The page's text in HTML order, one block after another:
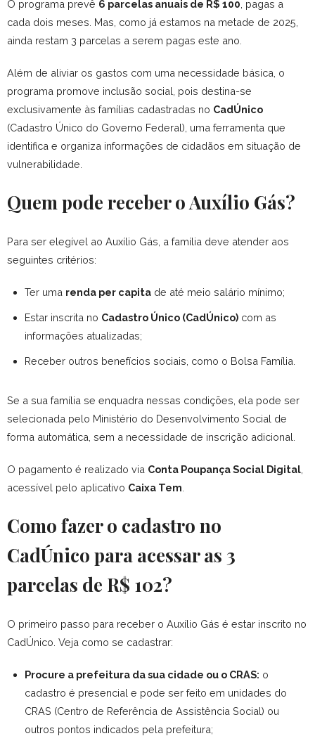
O programa prevê 6 parcelas anuais de R$ 100 , pagas a
cada dois meses. Mas, como já estamos na metade de 2025,
ainda restam 3 parcelas a serem pagas este ano.
Além de aliviar os gastos com uma necessidade básica, o
programa promove inclusão social, pois destina-se
exclusivamente às famílias cadastradas no CadÚnico
(Cadastro Único do Governo Federal), uma ferramenta que
identifica e organiza informações de cidadãos em situação de
vulnerabilidade.
Quem pode receber o Auxílio Gás?
Para ser elegível ao Auxílio Gás, a família deve atender aos
seguintes critérios:
Ter uma renda per capita de até meio salário mínimo;
Estar inscrita no Cadastro Único (CadÚnico) com as
informações atualizadas;
Receber outros benefícios sociais, como o Bolsa Família.
Se a sua família se enquadra nessas condições, ela pode ser
selecionada pelo Ministério do Desenvolvimento Social de
forma automática, sem a necessidade de inscrição adicional.
O pagamento é realizado via Conta Poupança Social Digital
acessível pelo aplicativo Caixa Tem
Como fazer o cadastro no
CadÚnico para acessar as 3
parcelas de R$ 102?
O primeiro passo para receber o Auxílio Gás é estar inscrito no
CadÚnico. Veja como se cadastrar:
Procure a prefeitura da sua cidade ou o CRAS: o
cadastro é presencial e pode ser feito em unidades do
CRAS (Centro de Referência de Assistência Social) ou
outros pontos indicados pela prefeitura;